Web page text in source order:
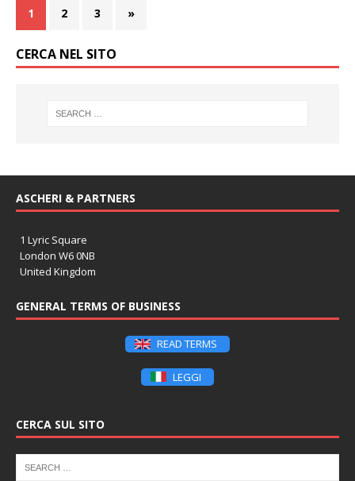
1 2 3 »
CERCA NEL SITO
ASCHERI & PARTNERS
1 Lyric Square
London W6 0NB
United Kingdom
GENERAL TERMS OF BUSINESS
READ TERMS
LEGGI
CERCA SUL SITO